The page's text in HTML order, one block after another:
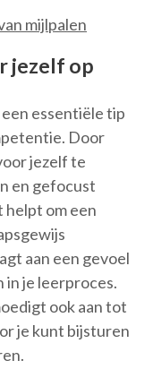
mijlpalen
jezelf op
essentiële tip
Door
jezelf te
en gefocust
helpt om een
aan een gevoel
je leerproces.
ook aan tot
je kunt bijsturen